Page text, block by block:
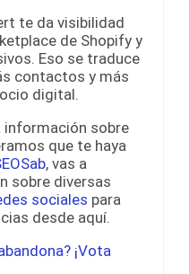
te da visibilidad
de Shopify y
Eso se traduce
contactos y más
digital.
información sobre
que te haya
, vas a
sobre diversas
sociales para
desde aquí.
¡Vota